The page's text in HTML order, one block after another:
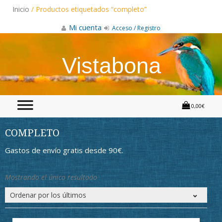
Inicio / Productos etiquetados “completo”
Mi cuenta Acceso / Registro
Vistabona
0,00€
COMPLETO
Gastos de envío gratis desde 90€.
Mostrando el único resultado